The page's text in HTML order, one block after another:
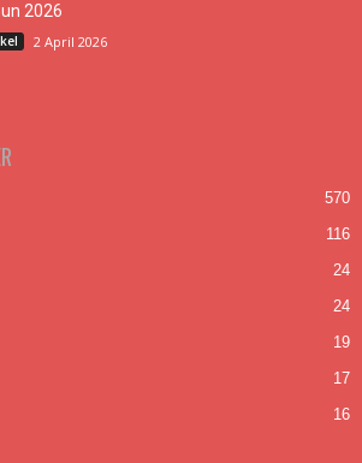
2026
2 April 2026
570
116
24
24
19
17
16